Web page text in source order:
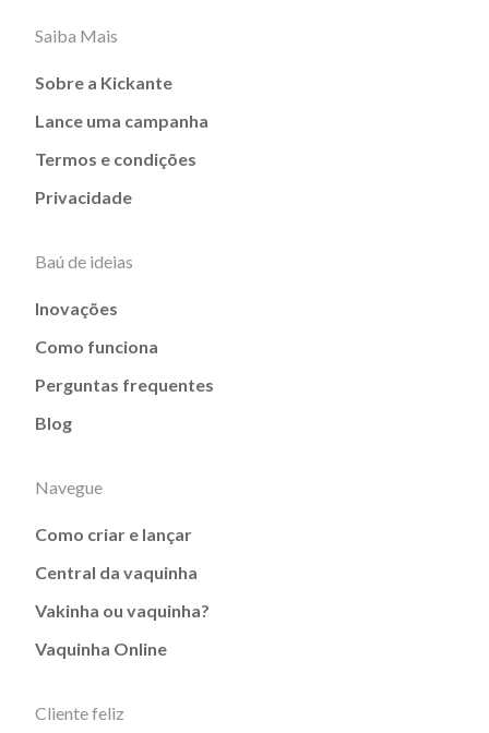
Saiba Mais
Sobre a Kickante
Lance uma campanha
Termos e condições
Privacidade
Baú de ideias
Inovações
Como funciona
Perguntas frequentes
Blog
Navegue
Como criar e lançar
Central da vaquinha
Vakinha ou vaquinha?
Vaquinha Online
Cliente feliz